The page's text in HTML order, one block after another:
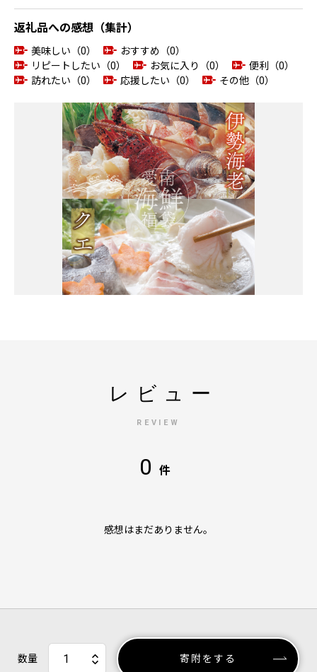
返礼品への感想（集計）
美味しい（0）
おすすめ（0）
リピートしたい（0）
お気に入り（0）
便利（0）
訪れたい（0）
応援したい（0） その他（0）
レビュー
REVIEW
0 件
感想はまだありません。
数量 寄附をする